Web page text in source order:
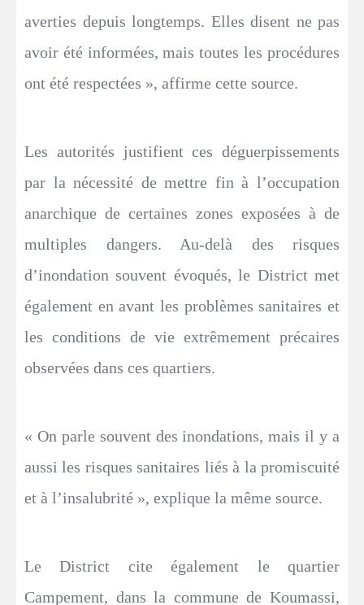
averties depuis longtemps. Elles disent ne pas
avoir été informées, mais toutes les procédures
ont été respectées », affirme cette source.
Les autorités justifient ces déguerpissements
par la nécessité de mettre fin à l’occupation
anarchique de certaines zones exposées à de
multiples dangers. Au-delà des risques
d’inondation souvent évoqués, le District met
également en avant les problèmes sanitaires et
les conditions de vie extrêmement précaires
observées dans ces quartiers.
« On parle souvent des inondations, mais il y a
aussi les risques sanitaires liés à la promiscuité
et à l’insalubrité », explique la même source.
Le District cite également le quartier
Campement, dans la commune de Koumassi,